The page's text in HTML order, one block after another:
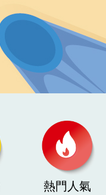
熱門人氣